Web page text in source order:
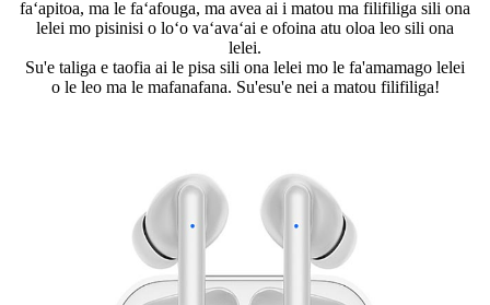
faʻapitoa, ma le faʻafouga, ma avea ai i matou ma filifiliga sili ona
lelei mo pisinisi o loʻo vaʻavaʻai e ofoina atu oloa leo sili ona
lelei.
Su'e taliga e taofia ai le pisa sili ona lelei mo le fa'amamago lelei
o le leo ma le mafanafana. Su'esu'e nei a matou filifiliga!